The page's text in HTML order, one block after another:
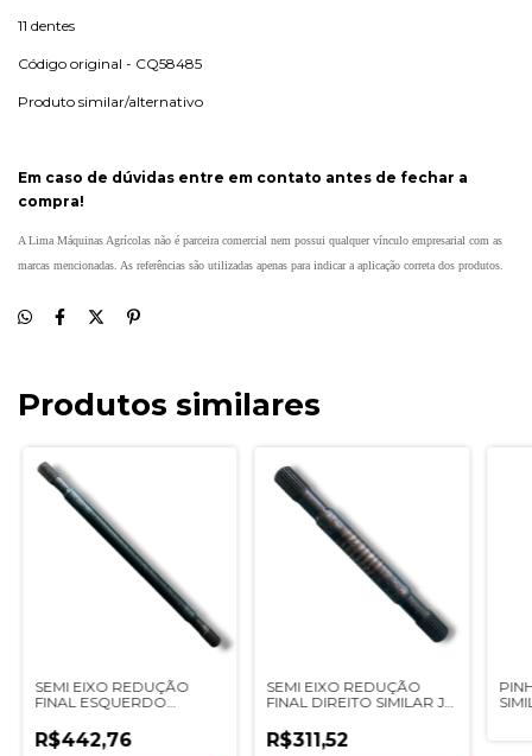
11 dentes
Código original - CQ58485
Produto similar/alternativo
Em caso de dúvidas entre em contato antes de fechar a
compra!
A Lima Máquinas Agrícolas não é parceira comercial nem possui qualquer vínculo empresarial com as
marcas mencionadas. As referências são utilizadas apenas para indicar a aplicação correta dos produtos.
Produtos similares
SEMI EIXO REDUÇÃO
FINAL ESQUERDO
6200/6300/1165/7200/7300/7500/7700/1175
- COMP. 700mm -
R$442,76
SEMI EIXO REDUÇÃO
FINAL DIREITO SIMILAR JD
400mm - CQ05101
R$311,52